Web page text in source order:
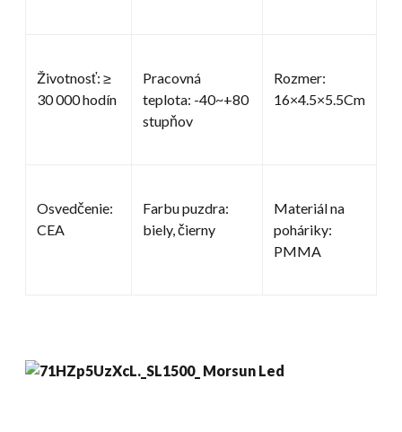
Životnosť: ≥
30 000 hodín
Pracovná
teplota: -40~+80
stupňov
Rozmer:
16×4.5×5.5Cm
Osvedčenie:
CEA
Farbu puzdra:
biely, čierny
Materiál na
poháriky:
PMMA